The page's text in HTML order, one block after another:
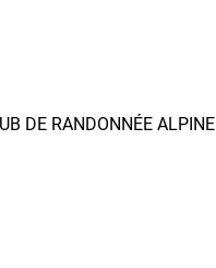
DE RANDONNÉE ALPINE